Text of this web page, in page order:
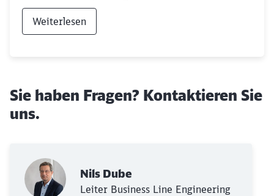
Weiterlesen
Sie haben Fragen? Kontaktieren Sie
uns.
Nils Dube
Leiter Business Line Engineering
Möchten Sie zu
werden?